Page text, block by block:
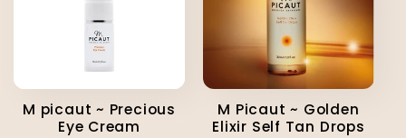
M picaut ~ Precious
Eye Cream
M Picaut ~ Golden
Elixir Self Tan Drops